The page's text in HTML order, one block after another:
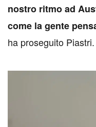
nostro ritmo ad
come la gente
ha proseguito Piastri.